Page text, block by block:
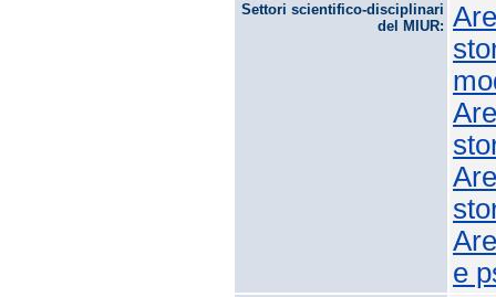
Settori scientifico-disciplinari
del MIUR:
e